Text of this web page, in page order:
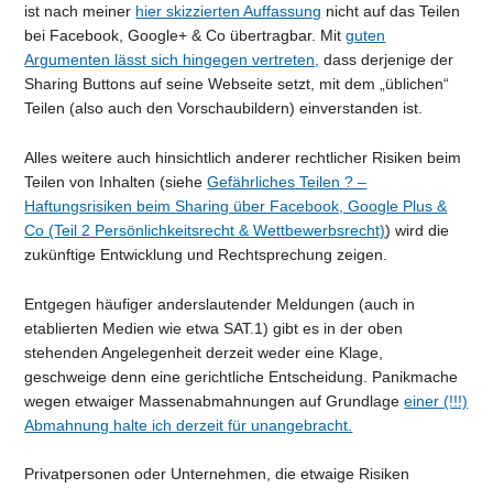
ist nach meiner hier skizzierten Auffassung nicht auf das Teilen
bei Facebook, Google+ & Co übertragbar. Mitguten
Argumenten lässt sich hingegen vertreten, dass derjenige der
Sharing Buttons auf seine Webseite setzt, mit dem „üblichen“
Teilen (also auch den Vorschaubildern) einverstanden ist.
Alles weitere auch hinsichtlich anderer rechtlicher Risiken beim
Teilen von Inhalten (sieheGefährliches Teilen ? –
Haftungsrisiken beim Sharing über Facebook, Google Plus &
Co (Teil 2 Persönlichkeitsrecht & Wettbewerbsrecht)) wird die
zukünftige Entwicklung und Rechtsprechung zeigen.
Entgegen häufiger anderslautender Meldungen (auch in
etablierten Medien wie etwa SAT.1) gibt es in der oben
stehenden Angelegenheit derzeit weder eine Klage,
geschweige denn eine gerichtliche Entscheidung. Panikmache
wegen etwaiger Massenabmahnungen auf Grundlageeiner (!!!)
Abmahnung halte ich derzeit für unangebracht.
Privatpersonen oder Unternehmen, die etwaige Risiken